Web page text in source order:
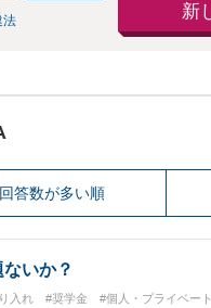
法 新
回答数が多い順
いか？
入れ #奨学金 #個人・プライベート